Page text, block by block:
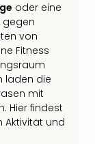
oder eine
gegen
von
Fitness
laden die
mit
Hier findest
Aktivität und